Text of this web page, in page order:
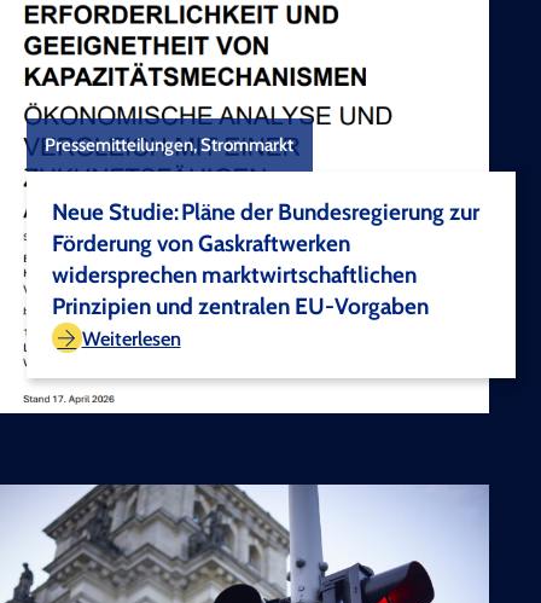
Pressemitteilungen, Strommarkt
Neue Studie: Pläne der Bundesregierung zur
Förderung von Gaskraftwerken
widersprechen marktwirtschaftlichen
Prinzipien und zentralen EU-Vorgaben
Weiterlesen
TEST COPYRIGHT